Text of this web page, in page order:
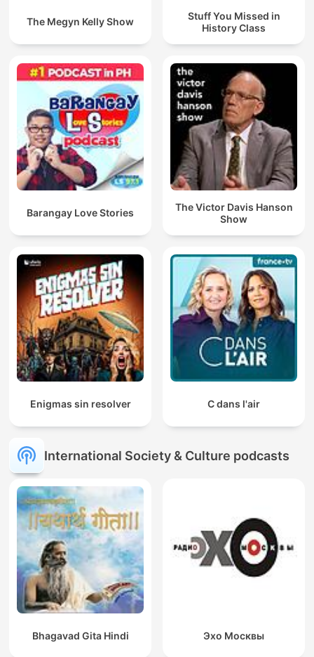
The Megyn Kelly Show
Stuff You Missed in
History Class
Barangay Love Stories
The Victor Davis Hanson
Show
Enigmas sin resolver C dans l'air
International Society & Culture podcasts
Bhagavad Gita Hindi Эхо Москвы